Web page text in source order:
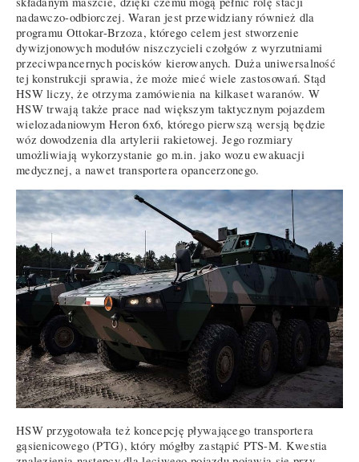
nadawczo-odbiorczej. Waran jest przewidziany również dla
programu Ottokar-Brzoza, którego celem jest stworzenie
dywizjonowych modułów niszczycieli czołgów z wyrzutniami
przeciwpancernych pocisków kierowanych. Duża uniwersalność
tej konstrukcji sprawia, że może mieć wiele zastosowań. Stąd
HSW liczy, że otrzyma zamówienia na kilkaset waranów. W
HSW trwają także prace nad większym taktycznym pojazdem
wielozadaniowym Heron 6x6, którego pierwszą wersją będzie
wóz dowodzenia dla artylerii rakietowej. Jego rozmiary
umożliwiają wykorzystanie go m.in. jako wozu ewakuacji
medycznej, a nawet transportera opancerzonego.
HSW przygotowała też koncepcję pływającego transportera
gąsienicowego (PTG), który mógłby zastąpić PTS-M. Kwestia